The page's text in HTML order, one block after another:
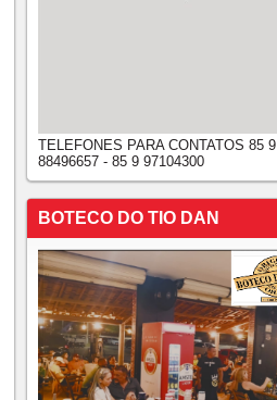
TELEFONES PARA CONTATOS 85 9
88496657 - 85 9 97104300
BOTECO DO TIO DAN